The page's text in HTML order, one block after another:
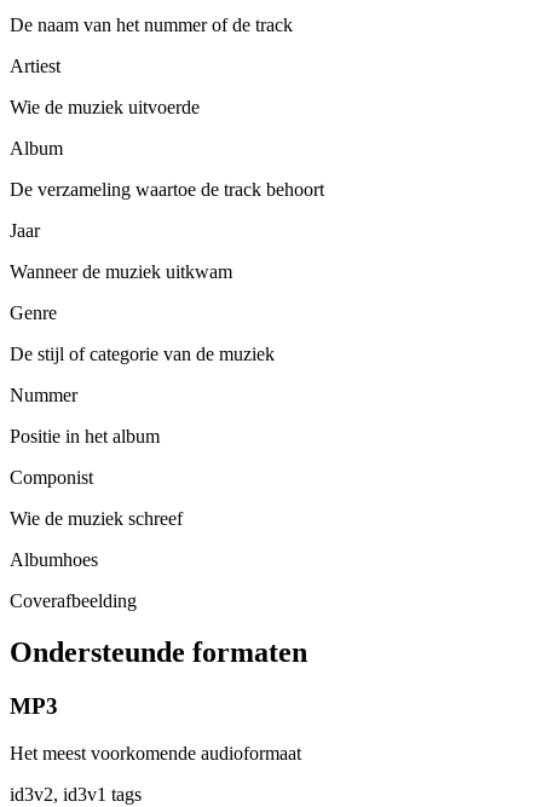
De naam van het nummer of de track
Artiest
Wie de muziek uitvoerde
Album
De verzameling waartoe de track behoort
Jaar
Wanneer de muziek uitkwam
Genre
De stijl of categorie van de muziek
Nummer
Positie in het album
Componist
Wie de muziek schreef
Albumhoes
Coverafbeelding
Ondersteunde formaten
MP3
Het meest voorkomende audioformaat
id3v2, id3v1 tags